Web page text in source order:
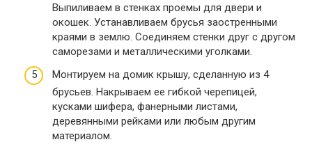
Выпиливаем в стенках проемы для двери и
окошек. Устанавливаем брусья заостренными
краями в землю. Соединяем стенки друг с другом
саморезами и металлическими уголками.
Монтируем на домик крышу, сделанную из 4
брусьев. Накрываем ее гибкой черепицей,
кусками шифера, фанерными листами,
деревянными рейками или любым другим
материалом.